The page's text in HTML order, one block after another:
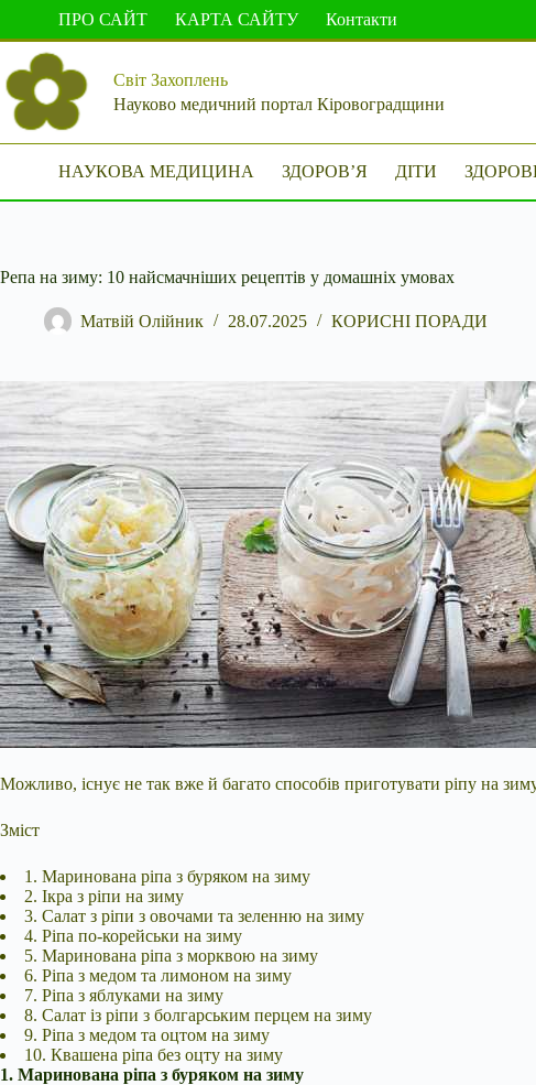
вмісту
ПРО САЙТ КАРТА САЙТУ Контакти
Світ Захоплень
Науково медичний портал Кіровоградщини
НАУКОВА МЕДИЦИНА ЗДОРОВ’Я ДІТИ
Репа на зиму: 10 найсмачніших рецептів у домашніх умовах
Матвій Олійник 28.07.2025 КОРИСНІ ПОРАДИ
Можливо, існує не так вже й багато способів приготувати ріпу на
Зміст
1. Маринована ріпа з буряком на зиму
2. Ікра з ріпи на зиму
3. Салат з ріпи з овочами та зеленню на зиму
4. Ріпа по-корейськи на зиму
5. Маринована ріпа з морквою на зиму
6. Ріпа з медом та лимоном на зиму
7. Ріпа з яблуками на зиму
8. Салат із ріпи з болгарським перцем на зиму
9. Ріпа з медом та оцтом на зиму
10. Квашена ріпа без оцту на зиму
1. Маринована ріпа з буряком на зиму